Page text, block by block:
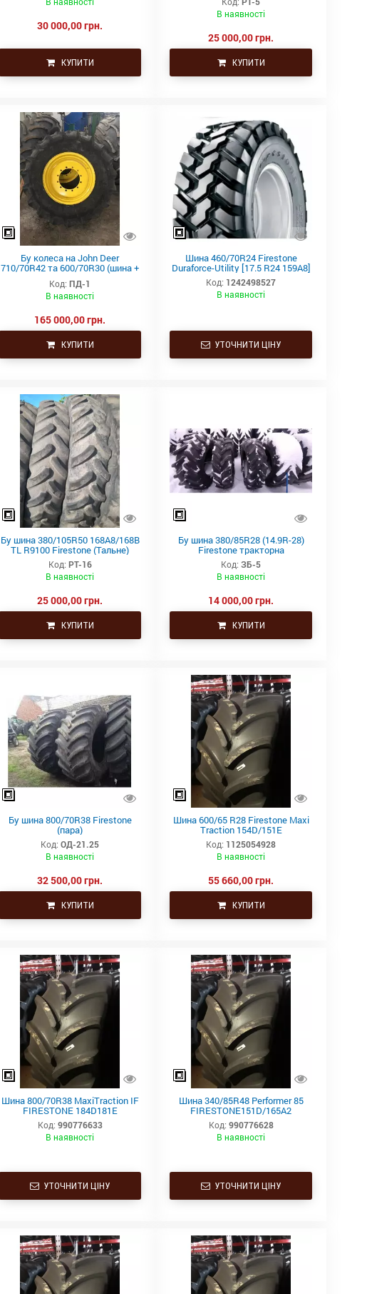
30 000,00 грн.
КУПИТИ
В наявності
25 000,00 грн.
КУПИТИ
Бу колеса на John Deer
710/70R42 та 600/70R30 (шина +
диск ориг.)
Код: ПД-1
В наявності
165 000,00 грн.
КУПИТИ
Шина 460/70R24 Firestone
Duraforce-Utility [17.5 R24 159A8]
Код: 1242498527
В наявності
УТОЧНИТИ ЦІНУ
Бу шина 380/105R50 168А8/168В
TL R9100 Firestone (Тальне)
Код: РТ-16
В наявності
25 000,00 грн.
КУПИТИ
Бу шина 380/85R28 (14.9R-28)
Firestone тракторна
Код: ЗБ-5
В наявності
14 000,00 грн.
КУПИТИ
Бу шина 800/70R38 Firestone
(пара)
Код: ОД-21.25
В наявності
32 500,00 грн.
КУПИТИ
Шина 600/65 R28 Firestone Maxi
Traction 154D/151E
Код: 1125054928
В наявності
55 660,00 грн.
КУПИТИ
Шина 800/70R38 MaxiTraction IF
FIRESTONE 184D181E
Код: 990776633
В наявності
УТОЧНИТИ ЦІНУ
Шина 340/85R48 Performer 85
FIRESTONE151D/165A2
Код: 990776628
В наявності
УТОЧНИТИ ЦІНУ